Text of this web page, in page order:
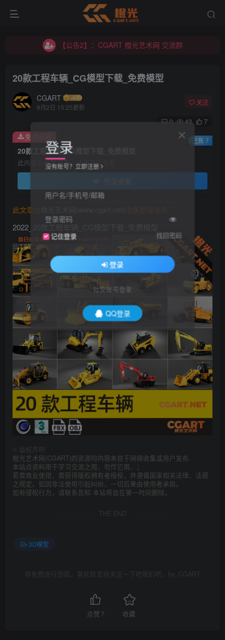
【公告2】：CGART 橙光艺术网 交流群
【公告2】：CGART 橙光艺术网 交流群
20款工程车辆_CG模型下载_免费模型
CGART
9月2日 15:25更新
关注
0 43 7
20款工程车辆_CG模型下载_免费模型
此内容为免费资源，请登录后查看
免费资源 已售 7
此文章由
2022_20款工程车辆_CG模型下载_免费模型
版权声明
橙光艺术网(CGART)的资源均内容来自于网络收集或用户发布.
本站点资料用于学习交流之用，勿作它用，；
若需商业使用，需获得版权拥有者授权，并遵循国家相关法律、法规
之规定。如因非法使用引起纠纷，一切后果由使用者承担。
如有侵权行为，请联系告知 本站将会在第一时间删除。
THE END
3D模型
将免费进行到底，喜欢就支持关注一下吧我们吧，by_CGART
点赞 7 收藏
登录
没有账号？立即注册
用户名/手机号/邮箱
登录密码
记住登录 找回密码
登录
社交账号登录
QQ登录